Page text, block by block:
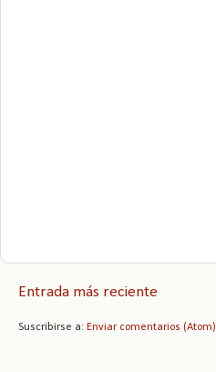
Entrada más reciente
Suscribirse a: Enviar comentarios (Atom)